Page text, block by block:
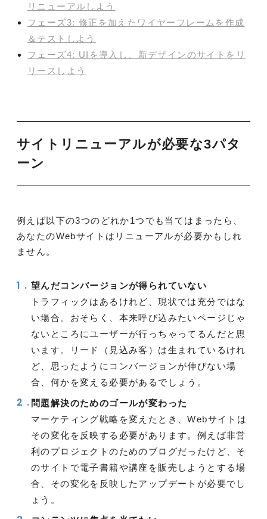
リニューアルしよう
フェーズ3: 修正を加えたワイヤーフレームを作成
＆テストしよう
フェーズ4: UIを導入し、新デザインのサイトをリ
リースしよう
サイトリニューアルが必要な3パタ
ーン
例えば以下の3つのどれか1つでも当てはまったら、
あなたのWebサイトはリニューアルが必要かもしれ
ません。
望んだコンバージョンが得られていない
トラフィックはあるけれど、現状では充分ではな
い場合。おそらく、本来呼び込みたいページじゃ
ないところにユーザーが行っちゃってるんだと思
います。リード（見込み客）は生まれているけれ
ど、思ったようにコンバージョンが伸びない場
合、何かを変える必要があるでしょう。
問題解決のためのゴールが変わった
マーケティング戦略を変えたとき、Webサイトは
その変化を反映する必要があります。例えば非営
利のプロジェクトのためのブログだったけど、そ
のサイトで電子書籍や講座を販売しようとする場
合、その変化を反映したアップデートが必要でし
ょう。